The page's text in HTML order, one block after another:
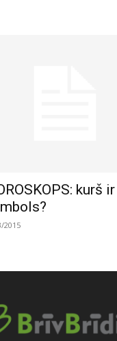
kurš
2015